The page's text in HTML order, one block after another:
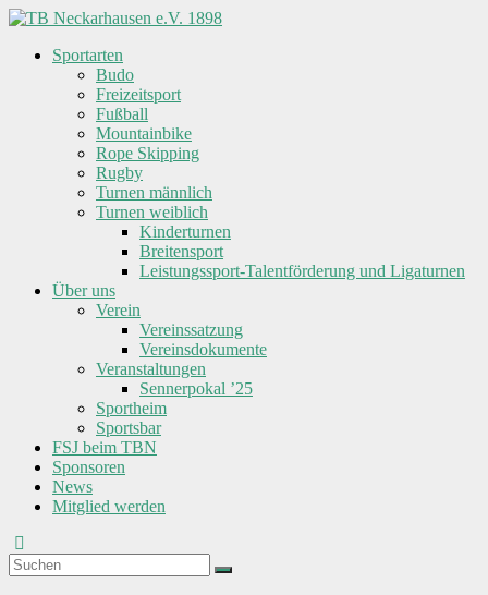
Skip
content
TB
Neckarhausen
Gemeinsam
Sportarten
Budo
Freizeitsport
Fußball
Mountainbike
Rope Skipping
Rugby
Turnen männlich
Turnen weiblich
Kinderturnen
Breitensport
Leistungssport-Talentförderung und Ligaturnen
Über uns
Verein
Vereinssatzung
Vereinsdokumente
Veranstaltungen
Sennerpokal ’25
Sportheim
Sportsbar
FSJ beim TBN
Sponsoren
News
Mitglied werden